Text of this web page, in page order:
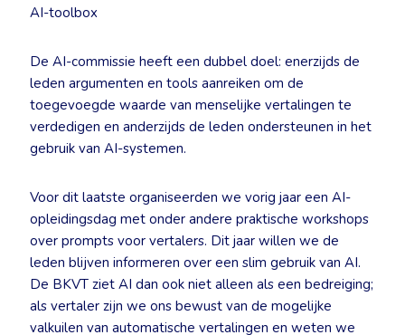
AI-toolbox
De AI-commissie heeft een dubbel doel: enerzijds de
leden argumenten en tools aanreiken om de
toegevoegde waarde van menselijke vertalingen te
verdedigen en anderzijds de leden ondersteunen in het
gebruik van AI-systemen.
Voor dit laatste organiseerden we vorig jaar een AI-
opleidingsdag met onder andere praktische workshops
over prompts voor vertalers. Dit jaar willen we de
leden blijven informeren over een slim gebruik van AI.
De BKVT ziet AI dan ook niet alleen als een bedreiging;
als vertaler zijn we ons bewust van de mogelijke
valkuilen van automatische vertalingen en weten we